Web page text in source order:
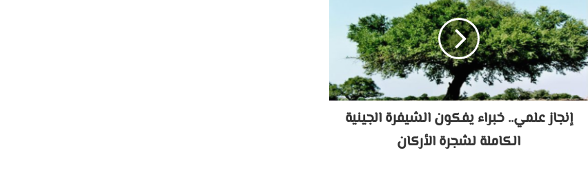
إنجاز علمي.. خبراء يفكون الشيفرة الجينية
الكاملة لشجرة الأركان